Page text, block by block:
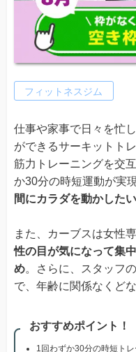
フィットネスジム
仕事や家事で日々を忙
ができるサーキットト
筋力トレーニングを交
か30分の時短運動が実
間にカラダを動かした
また、カーブスは女性
性の目が気になって集
め。さらに、スタッフ
で、年齢に関係なくど
おすすめポイント！
1回わずか30分の時短ト